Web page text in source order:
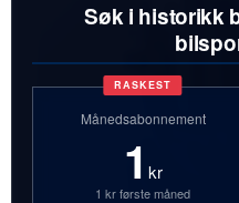
Søk i historikk
RASKEST
Månedsabonnement
1 kr
1 kr første måned